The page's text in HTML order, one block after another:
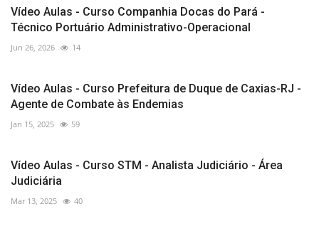
Vídeo Aulas - Curso Companhia Docas do Pará -
Técnico Portuário Administrativo-Operacional
Jun 26, 2026 14
Vídeo Aulas - Curso Prefeitura de Duque de Caxias-RJ -
Agente de Combate às Endemias
Jan 15, 2025 59
Vídeo Aulas - Curso STM - Analista Judiciário - Área
Judiciária
Mar 13, 2025 40